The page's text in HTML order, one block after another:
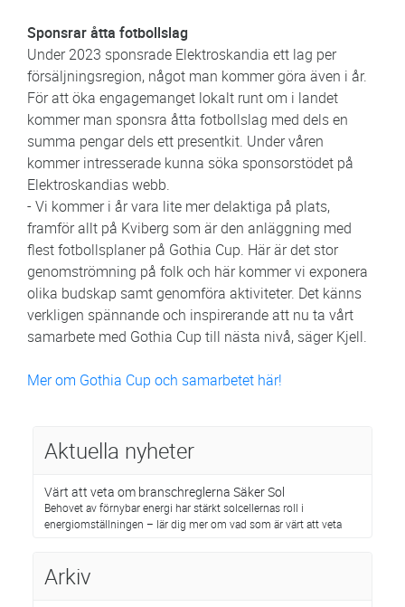
Sponsrar åtta fotbollslag
Under 2023 sponsrade Elektroskandia ett lag per
försäljningsregion, något man kommer göra även i år.
För att öka engagemanget lokalt runt om i landet
kommer man sponsra åtta fotbollslag med dels en
summa pengar dels ett presentkit. Under våren
kommer intresserade kunna söka sponsorstödet på
Elektroskandias webb.
- Vi kommer i år vara lite mer delaktiga på plats,
framför allt på Kviberg som är den anläggning med
flest fotbollsplaner på Gothia Cup. Här är det stor
genomströmning på folk och här kommer vi exponera
olika budskap samt genomföra aktiviteter. Det känns
verkligen spännande och inspirerande att nu ta vårt
samarbete med Gothia Cup till nästa nivå, säger Kjell.
Mer om Gothia Cup och samarbetet här!
Aktuella nyheter
Värt att veta om branschreglerna Säker Sol
Behovet av förnybar energi har stärkt solcellernas roll i
energiomställningen – lär dig mer om vad som är värt att veta
Arkiv